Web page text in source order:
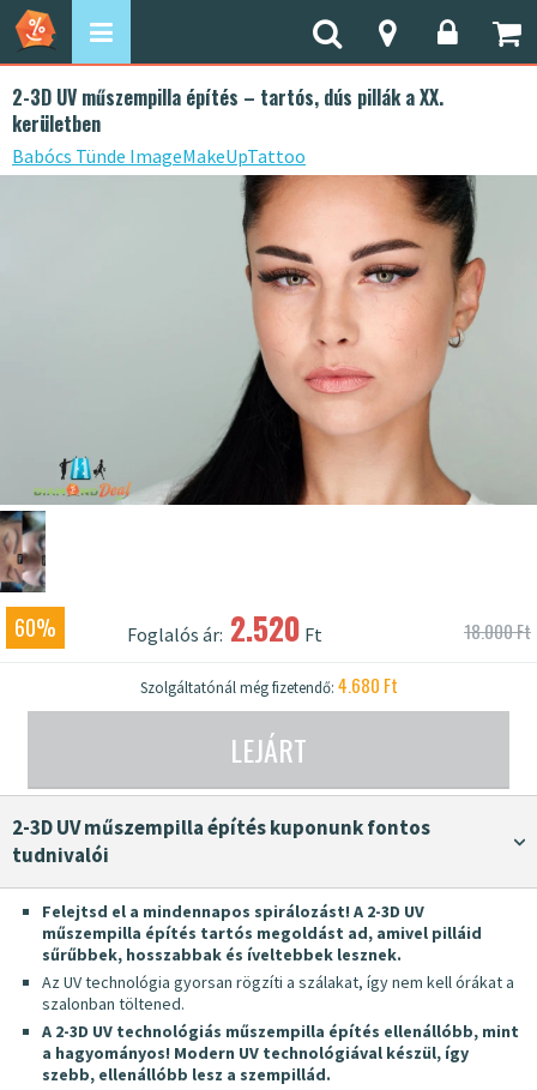
2-3D UV műszempilla építés – tartós, dús pillák a XX.
kerületben
Babócs Tünde ImageMakeUpTattoo
60% Foglalós ár: 2.520 Ft 18.000 Ft
Szolgáltatónál még fizetendő: 4.680 Ft
LEJÁRT
2-3D UV műszempilla építés kuponunk fontos
tudnivalói
Felejtsd el a mindennapos spirálozást! A 2-3D UV
műszempilla építés tartós megoldást ad, amivel pilláid
sűrűbbek, hosszabbak és íveltebbek lesznek.
Az UV technológia gyorsan rögzíti a szálakat, így nem kell órákat a
szalonban töltened.
A 2-3D UV technológiás műszempilla építés ellenállóbb, mint
a hagyományos! Modern UV technológiával készül, így
szebb, ellenállóbb lesz a szempillád.